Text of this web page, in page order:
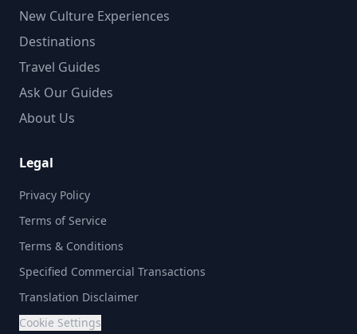
New Culture Experiences
Destinations
Travel Guides
Ask Our Guides
About Us
Legal
Privacy Policy
Terms of Service
Terms & Conditions
Specified Commercial Transactions
Translation Disclaimer
Cookie Settings